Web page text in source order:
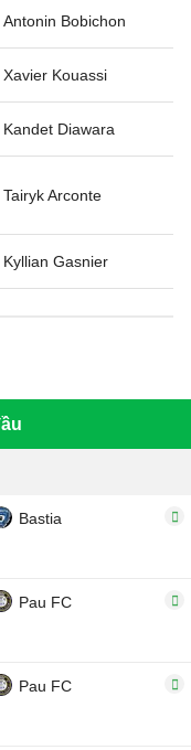
Antonin Bobichon
Xavier Kouassi
Kandet Diawara
Tairyk Arconte
Kyllian Gasnier
Bastia
Pau FC
Pau FC